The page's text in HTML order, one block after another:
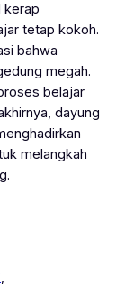
kerap
tetap kokoh.
bahwa
megah.
belajar
dayung
melangkah